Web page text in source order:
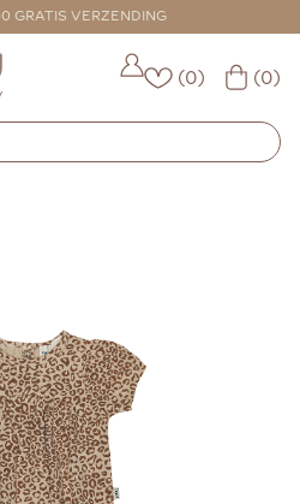
GRATIS VERZENDING
= VANDAAG VERZONDEN
(0) (0)